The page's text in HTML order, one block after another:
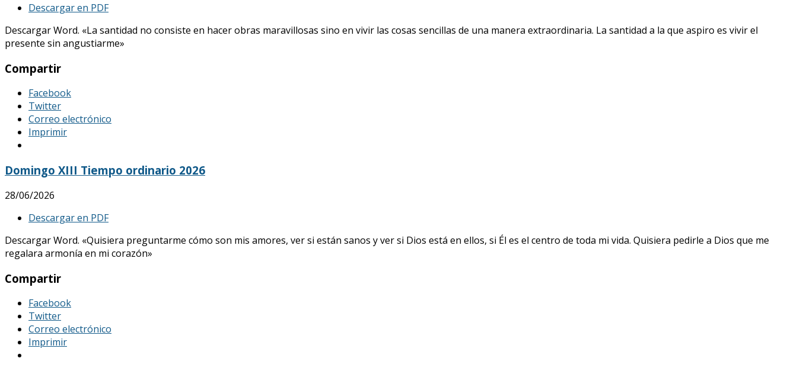
Descargar en PDF
Descargar Word. «La santidad no consiste en hacer obras maravillosas sino en vivir las cosas sencillas de una manera extraordinaria. La santidad a la que aspiro es vivir el
presente sin angustiarme»
Compartir
Facebook
Twitter
Correo electrónico
Imprimir
Domingo XIII Tiempo ordinario 2026
28/06/2026
Descargar en PDF
Descargar Word. «Quisiera preguntarme cómo son mis amores, ver si están sanos y ver si Dios está en ellos, si Él es el centro de toda mi vida. Quisiera pedirle a Dios que me
regalara armonía en mi corazón»
Compartir
Facebook
Twitter
Correo electrónico
Imprimir